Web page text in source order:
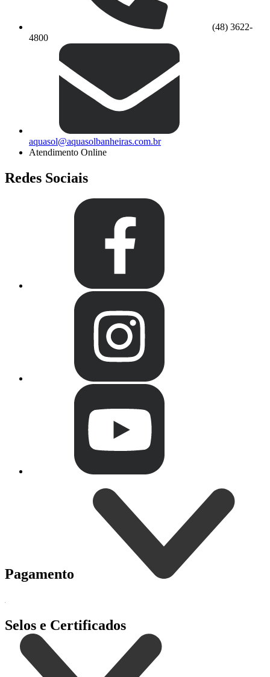
(48) 3622-
4800
aquasol@aquasolbanheiras.com.br
Atendimento Online
Redes Sociais
Pagamento
Selos e Certificados